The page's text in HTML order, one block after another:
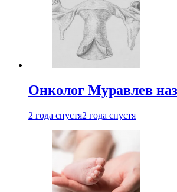
Онколог Муравлев
2 года спустя2 года спустя